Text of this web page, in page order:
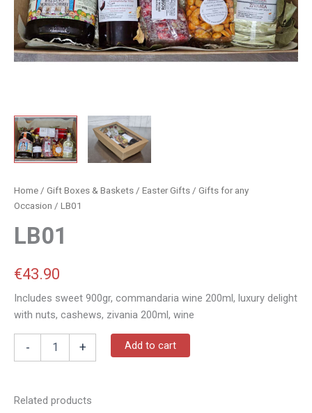
Home / Gift Boxes & Baskets / Easter Gifts / Gifts for any
Occasion / LB01
LB01
€43.90
Includes sweet 900gr, commandaria wine 200ml, luxury delight
with nuts, cashews, zivania 200ml, wine
- + Add to cart
Related products